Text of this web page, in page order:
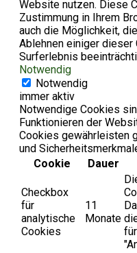
Website nutzen. Diese
Zustimmung in Ihrem
auch die Möglichkeit,
Ablehnen einiger dieser
Surferlebnis
Notwendig
Notwendig
immer aktiv
Notwendige Cookies
Funktionieren der
Cookies gewährleisten
und
Cookie
Dauer
Checkbox
für
analytische
Cookies
11
Monate